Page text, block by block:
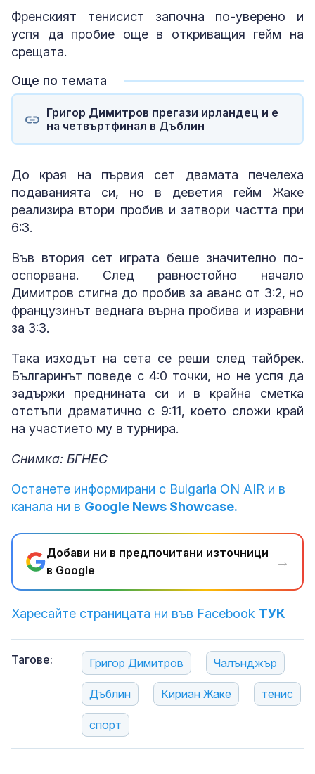
Френският тенисист започна по-уверено и
успя да пробие още в откриващия гейм на
срещата.
Още по темата
Григор Димитров прегази ирландец и е
на четвъртфинал в Дъблин
До края на първия сет двамата печелеха
подаванията си, но в деветия гейм Жаке
реализира втори пробив и затвори частта при
6:3.
Във втория сет играта беше значително по-
оспорвана. След равностойно начало
Димитров стигна до пробив за аванс от 3:2, но
французинът веднага върна пробива и изравни
за 3:3.
Така изходът на сета се реши след тайбрек.
Българинът поведе с 4:0 точки, но не успя да
задържи преднината си и в крайна сметка
отстъпи драматично с 9:11, което сложи край
на участието му в турнира.
Снимка: БГНЕС
Останете информирани с Bulgaria ON AIR и в
канала ни в Google News Showcase.
Добави ни в предпочитани източници
в Google
→
Харесайте страницата ни във Facebook ТУК
Тагове: Григор Димитров Чалънджър
Дъблин Кириан Жаке тенис
спорт